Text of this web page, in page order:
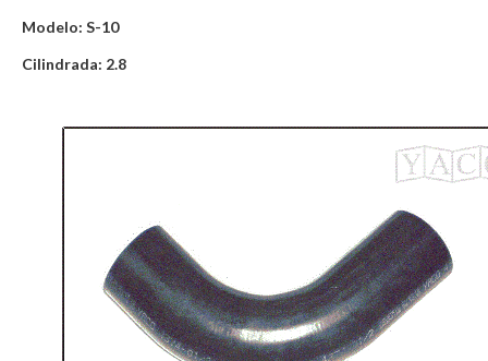
Modelo: S-10
Cilindrada: 2.8